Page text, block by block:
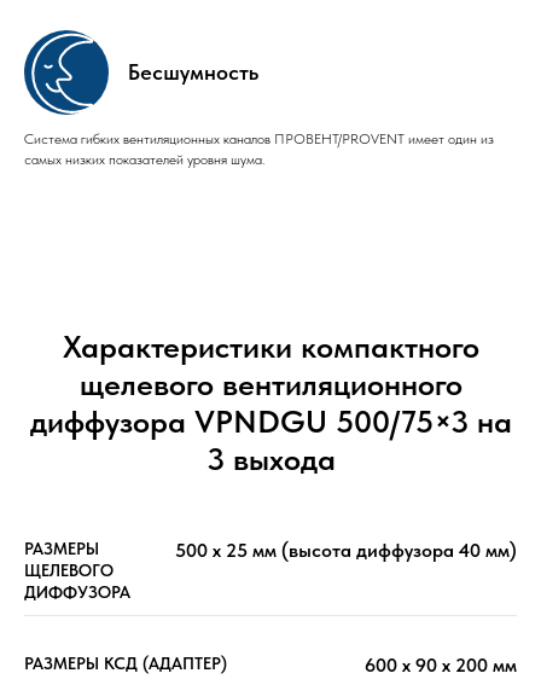
Бесшумность
Система гибких вентиляционных каналов ПРОВЕНТ/PROVENT имеет один из
самых низких показателей уровня шума.
Характеристики компактного
щелевого вентиляционного
диффузора VPNDGU 500/75×3 на
3 выхода
РАЗМЕРЫ
ЩЕЛЕВОГО
ДИФФУЗОРА
500 x 25 мм (высота диффузора 40 мм)
РАЗМЕРЫ КСД (АДАПТЕР) 600 х 90 х 200 мм